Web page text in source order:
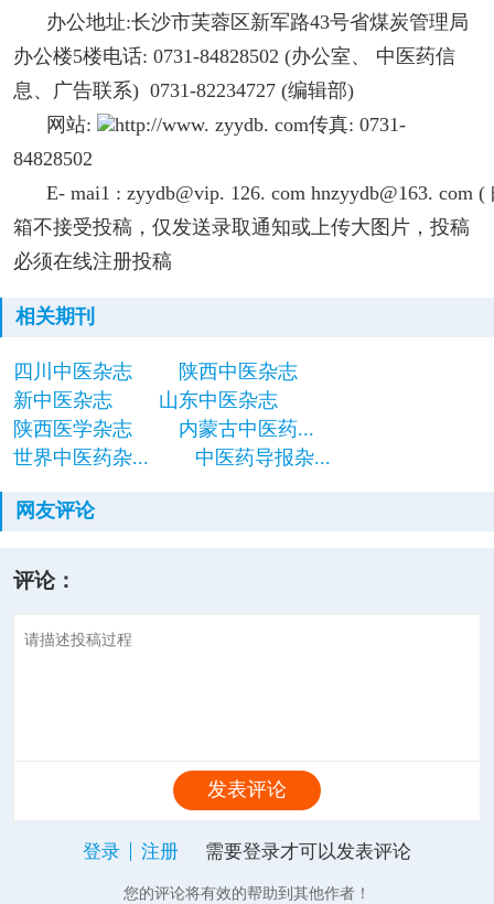
办公地址:长沙市芙蓉区新军路43号省煤炭管理局
办公楼5楼电话: 0731-84828502 (办公室、 中医药信
息、广告联系) 0731-82234727 (编辑部)
网站:
http://www. zyydb. com传真: 0731-
84828502
E- mai1 : zyydb@vip. 126. com hnzyydb@163. com (
箱不接受投稿，仅发送录取通知或上传大图片，投稿
必须在线注册投稿
相关期刊
四川中医杂志
陕西中医杂志
新中医杂志
山东中医杂志
陕西医学杂志
内蒙古中医药...
世界中医药杂...
中医药导报杂...
网友评论
评论：
发表评论
登录 注册 需要登录才可以发表评论
您的评论将有效的帮助到其他作者！